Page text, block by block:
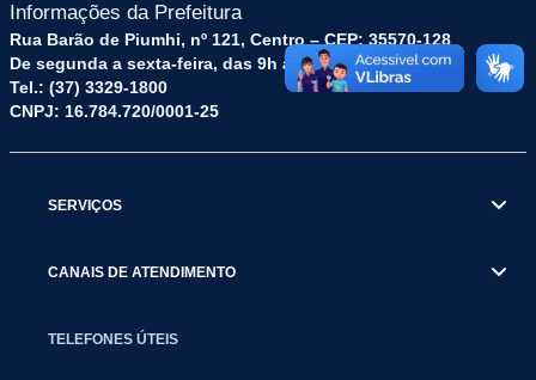
Informações da Prefeitura
Rua Barão de Piumhi, nº 121, Centro – CEP: 35570-128
De segunda a sexta-feira, das 9h às 16h
Tel.: (37) 3329-1800
CNPJ: 16.784.720/0001-25
SERVIÇOS
CANAIS DE ATENDIMENTO
TELEFONES ÚTEIS